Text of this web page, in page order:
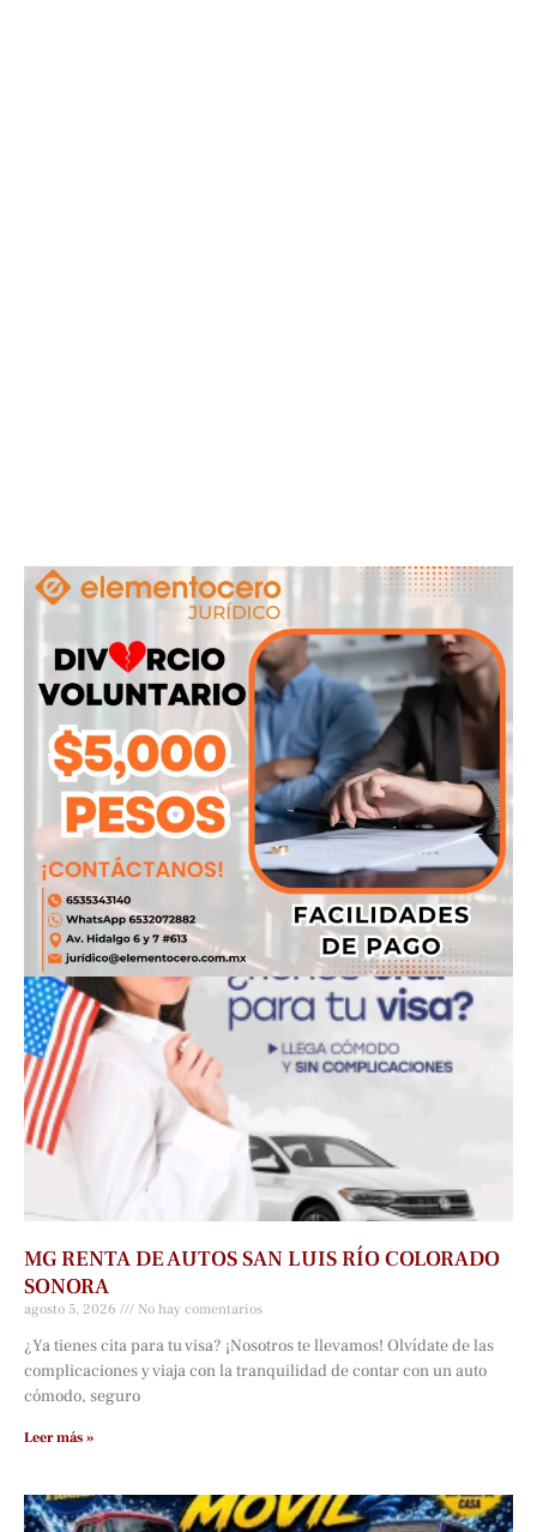
MG RENTA DE AUTOS SAN LUIS RÍO COLORADO
SONORA
agosto 5, 2026 No hay comentarios
¿Ya tienes cita para tu visa? ¡Nosotros te llevamos! Olvídate de las
complicaciones y viaja con la tranquilidad de contar con un auto
cómodo, seguro
Leer más »